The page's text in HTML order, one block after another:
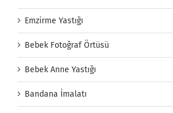
Emzirme Yastığı
Bebek Fotoğraf Örtüsü
Bebek Anne Yastığı
Bandana İmalatı